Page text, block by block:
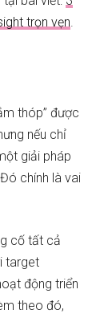
trọn vẹn
thóp” được
nếu chỉ
giải pháp
chính là vai
cố tất cả
target
động triển
theo đó,